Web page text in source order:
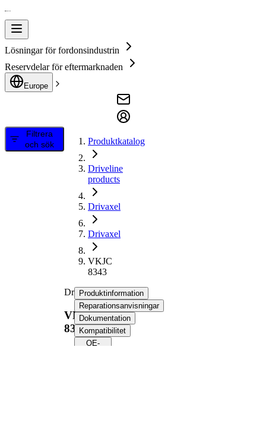
Lösningar för fordonsindustrin
Reservdelar för eftermarknaden
Europe
Filtrera
och sök
Produktkatalog
Driveline
products
Drivaxel
Drivaxel
VKJC
8343
Drivaxel
VKJC
8343
Produktinformation
Reparationsanvisningar
Dokumentation
Kompatibilitet
OE-